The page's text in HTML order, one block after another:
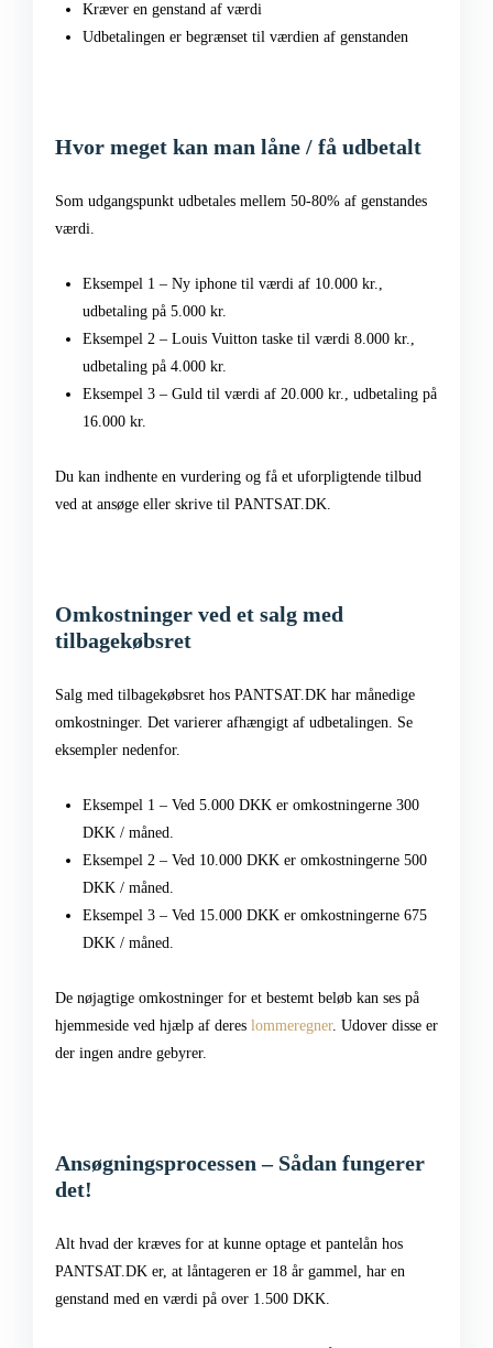
Kræver en genstand af værdi
Udbetalingen er begrænset til værdien af genstanden
Hvor meget kan man låne / få udbetalt
Som udgangspunkt udbetales mellem 50-80% af genstandes
værdi.
Eksempel 1 – Ny iphone til værdi af 10.000 kr.,
udbetaling på 5.000 kr.
Eksempel 2 – Louis Vuitton taske til værdi 8.000 kr.,
udbetaling på 4.000 kr.
Eksempel 3 – Guld til værdi af 20.000 kr., udbetaling på
16.000 kr.
Du kan indhente en vurdering og få et uforpligtende tilbud
ved at ansøge eller skrive til PANTSAT.DK.
Omkostninger ved et salg med
tilbagekøbsret
Salg med tilbagekøbsret hos PANTSAT.DK har månedige
omkostninger. Det varierer afhængigt af udbetalingen. Se
eksempler nedenfor.
Eksempel 1 – Ved 5.000 DKK er omkostningerne 300
DKK / måned.
Eksempel 2 – Ved 10.000 DKK er omkostningerne 500
DKK / måned.
Eksempel 3 – Ved 15.000 DKK er omkostningerne 675
DKK / måned.
De nøjagtige omkostninger for et bestemt beløb kan ses på
hjemmeside ved hjælp af deres lommeregner. Udover disse er
der ingen andre gebyrer.
Ansøgningsprocessen – Sådan fungerer
det!
Alt hvad der kræves for at kunne optage et pantelån hos
PANTSAT.DK er, at låntageren er 18 år gammel, har en
genstand med en værdi på over 1.500 DKK.